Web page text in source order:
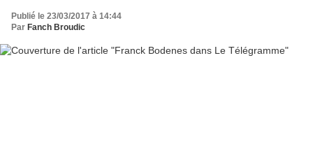
Publié le 23/03/2017 à 14:44
Par Fanch Broudic